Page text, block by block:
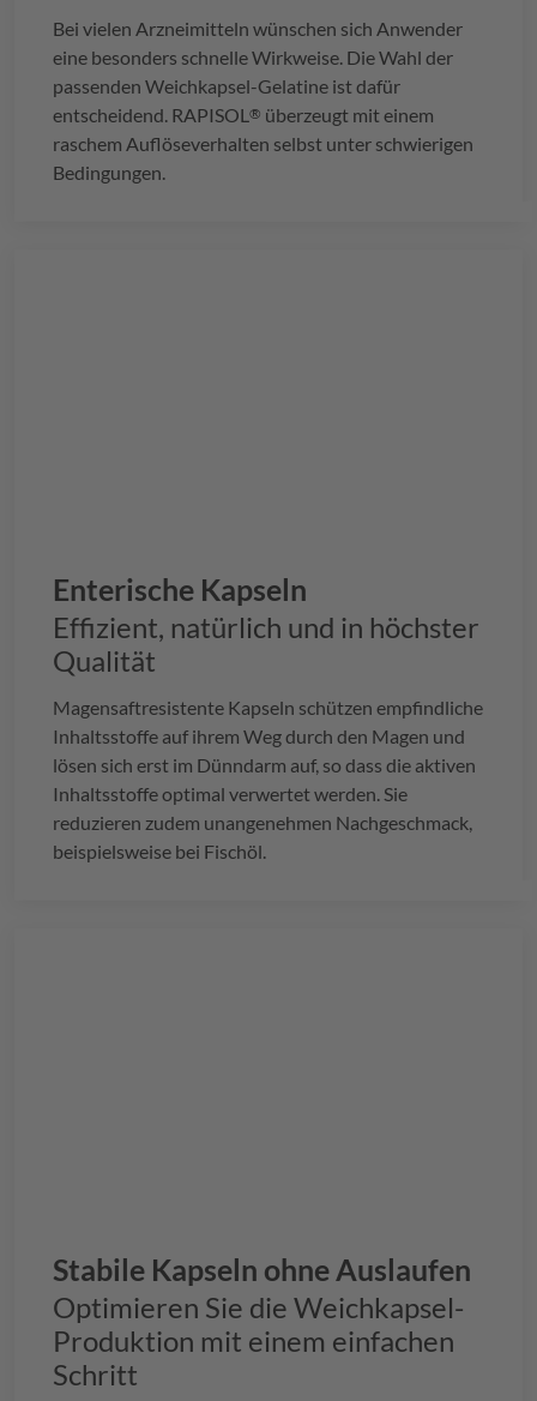
Bei vielen Arzneimitteln wünschen sich Anwender
eine besonders schnelle Wirkweise. Die Wahl der
passenden Weichkapsel-Gelatine ist dafür
entscheidend. RAPISOL ® überzeugt mit einem
raschem Auflöseverhalten selbst unter schwierigen
Bedingungen.
Enterische Kapseln
Effizient, natürlich und in höchster
Qualität
Magensaftresistente Kapseln schützen empfindliche
Inhaltsstoffe auf ihrem Weg durch den Magen und
lösen sich erst im Dünndarm auf, so dass die aktiven
Inhaltsstoffe optimal verwertet werden. Sie
reduzieren zudem unangenehmen Nachgeschmack,
beispielsweise bei Fischöl.
Stabile Kapseln ohne Auslaufen
Optimieren Sie die Weichkapsel-
Produktion mit einem einfachen
Schritt